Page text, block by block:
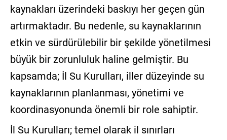
kaynakları üzerindeki baskıyı her geçen gün
artırmaktadır. Bu nedenle, su kaynaklarının
etkin ve sürdürülebilir bir şekilde yönetilmesi
büyük bir zorunluluk haline gelmiştir. Bu
kapsamda; İl Su Kurulları, iller düzeyinde su
kaynaklarının planlanması, yönetimi ve
koordinasyonunda önemli bir role sahiptir.
İl Su Kurulları; temel olarak il sınırları